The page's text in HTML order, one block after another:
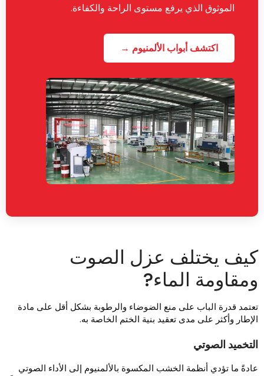
الموثوق الذي يرفع مستوى الراحة والكفاءة.
اكتشف أبواب الألمنيوم →
يختلف عزل الصوت
الماء?
قدرة الباب على منع الضوضاء والرطوبة بشكل أقل على مادة
وأكثر على مدى تعقيد بنية الختم الخاصة به.
الصوتي
ما تؤدي أنظمة الخشب المكسوة بالألمنيوم إلى الأداء الصوتي